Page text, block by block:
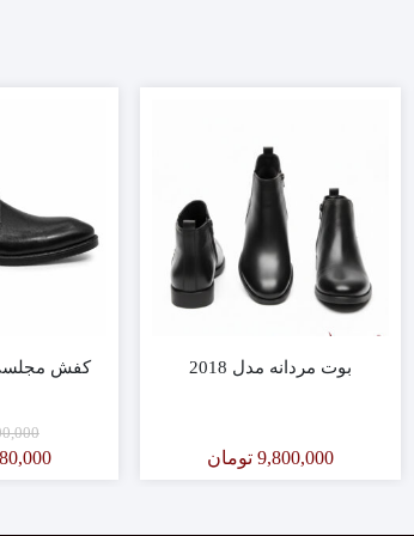
بوت مردانه مدل 2018
9,800,000 تومان
کفش مجلسی